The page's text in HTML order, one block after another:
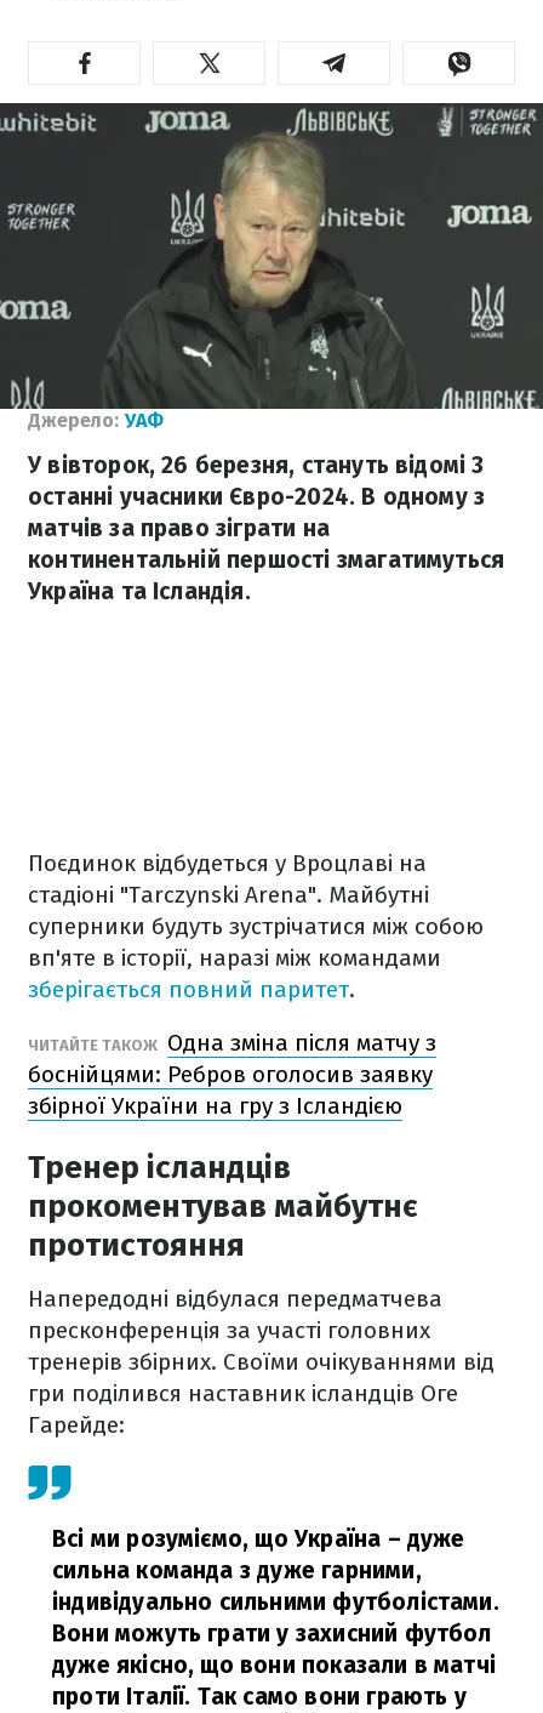
Джерело: УАФ
У вівторок, 26 березня, стануть відомі 3
останні учасники Євро-2024. В одному з
матчів за право зіграти на
континентальній першості змагатимуться
Україна та Ісландія.
Поєдинок відбудеться у Вроцлаві на
стадіоні "Tarczynski Arena". Майбутні
суперники будуть зустрічатися між собою
вп'яте в історії, наразі між командами
зберігається повний паритет.
ЧИТАЙТЕ ТАКОЖ Одна зміна після матчу з
боснійцями: Ребров оголосив заявку
збірної України на гру з Ісландією
Тренер ісландців
прокоментував майбутнє
протистояння
Напередодні відбулася передматчева
пресконференція за участі головних
тренерів збірних. Своїми очікуваннями від
гри поділився наставник ісландців Оге
Гарейде:
Всі ми розуміємо, що Україна – дуже
сильна команда з дуже гарними,
індивідуально сильними футболістами.
Вони можуть грати у захисний футбол
дуже якісно, що вони показали в матчі
проти Італії. Так само вони грають у